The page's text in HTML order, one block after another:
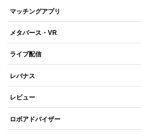
マッチングアプリ
メタバース・VR
ライブ配信
レバナス
レビュー
ロボアドバイザー